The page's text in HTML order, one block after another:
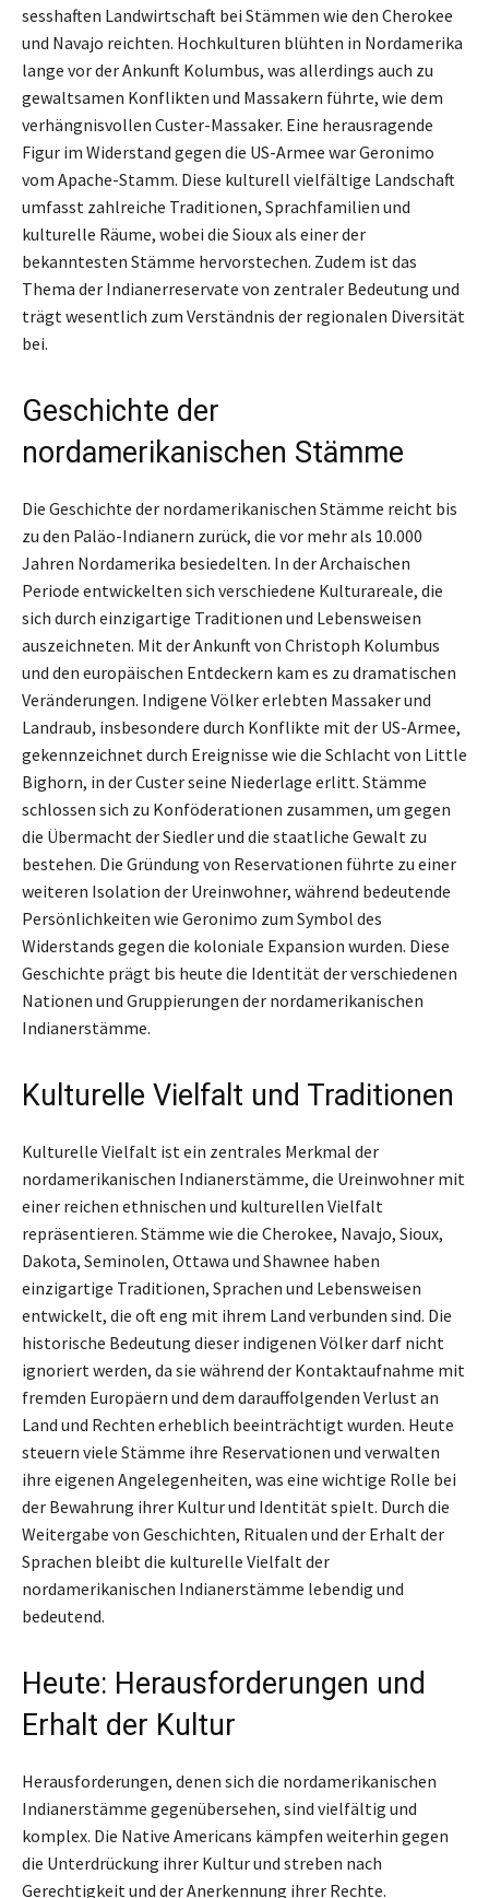
sesshaften Landwirtschaft bei Stämmen wie den Cherokee
und Navajo reichten. Hochkulturen blühten in Nordamerika
lange vor der Ankunft Kolumbus, was allerdings auch zu
gewaltsamen Konflikten und Massakern führte, wie dem
verhängnisvollen Custer-Massaker. Eine herausragende
Figur im Widerstand gegen die US-Armee war Geronimo
vom Apache-Stamm. Diese kulturell vielfältige Landschaft
umfasst zahlreiche Traditionen, Sprachfamilien und
kulturelle Räume, wobei die Sioux als einer der
bekanntesten Stämme hervorstechen. Zudem ist das
Thema der Indianerreservate von zentraler Bedeutung und
trägt wesentlich zum Verständnis der regionalen Diversität
bei.
Geschichte der
nordamerikanischen Stämme
Die Geschichte der nordamerikanischen Stämme reicht bis
zu den Paläo-Indianern zurück, die vor mehr als 10.000
Jahren Nordamerika besiedelten. In der Archaischen
Periode entwickelten sich verschiedene Kulturareale, die
sich durch einzigartige Traditionen und Lebensweisen
auszeichneten. Mit der Ankunft von Christoph Kolumbus
und den europäischen Entdeckern kam es zu dramatischen
Veränderungen. Indigene Völker erlebten Massaker und
Landraub, insbesondere durch Konflikte mit der US-Armee,
gekennzeichnet durch Ereignisse wie die Schlacht von Little
Bighorn, in der Custer seine Niederlage erlitt. Stämme
schlossen sich zu Konföderationen zusammen, um gegen
die Übermacht der Siedler und die staatliche Gewalt zu
bestehen. Die Gründung von Reservationen führte zu einer
weiteren Isolation der Ureinwohner, während bedeutende
Persönlichkeiten wie Geronimo zum Symbol des
Widerstands gegen die koloniale Expansion wurden. Diese
Geschichte prägt bis heute die Identität der verschiedenen
Nationen und Gruppierungen der nordamerikanischen
Indianerstämme.
Kulturelle Vielfalt und Traditionen
Kulturelle Vielfalt ist ein zentrales Merkmal der
nordamerikanischen Indianerstämme, die Ureinwohner mit
einer reichen ethnischen und kulturellen Vielfalt
repräsentieren. Stämme wie die Cherokee, Navajo, Sioux,
Dakota, Seminolen, Ottawa und Shawnee haben
einzigartige Traditionen, Sprachen und Lebensweisen
entwickelt, die oft eng mit ihrem Land verbunden sind. Die
historische Bedeutung dieser indigenen Völker darf nicht
ignoriert werden, da sie während der Kontaktaufnahme mit
fremden Europäern und dem darauffolgenden Verlust an
Land und Rechten erheblich beeinträchtigt wurden. Heute
steuern viele Stämme ihre Reservationen und verwalten
ihre eigenen Angelegenheiten, was eine wichtige Rolle bei
der Bewahrung ihrer Kultur und Identität spielt. Durch die
Weitergabe von Geschichten, Ritualen und der Erhalt der
Sprachen bleibt die kulturelle Vielfalt der
nordamerikanischen Indianerstämme lebendig und
bedeutend.
Heute: Herausforderungen und
Erhalt der Kultur
Herausforderungen, denen sich die nordamerikanischen
Indianerstämme gegenübersehen, sind vielfältig und
komplex. Die Native Americans kämpfen weiterhin gegen
die Unterdrückung ihrer Kultur und streben nach
Gerechtigkeit und der Anerkennung ihrer Rechte.